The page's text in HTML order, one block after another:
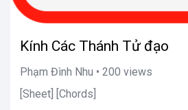
Kính Các Thánh Tử đạo
Phạm Đình Nhu • 200 views
[Sheet] [Chords]